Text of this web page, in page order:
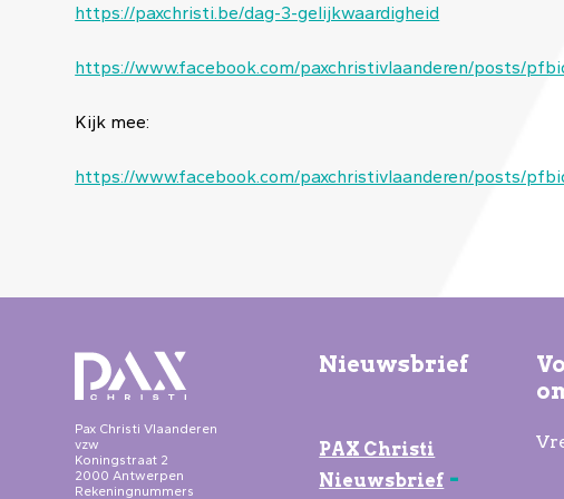
https://paxchristi.be/dag-3-gelijkwaardigheid
https://www.facebook.com/paxchristivlaanderen/posts/
Kijk mee:
https://www.facebook.com/paxchristivlaanderen/posts/
Pax Christi Vlaanderen
vzw
Koningstraat 2
2000 Antwerpen
Rekeningnummers
Nieuwsbrief
PAX Christi
Nieuwsbrief -